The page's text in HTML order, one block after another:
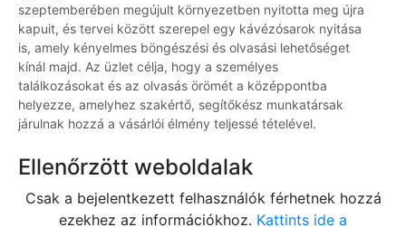
szeptemberében megújult környezetben nyitotta meg újra
kapuit, és tervei között szerepel egy kávézósarok nyitása
is, amely kényelmes böngészési és olvasási lehetőséget
kínál majd. Az üzlet célja, hogy a személyes
találkozásokat és az olvasás örömét a középpontba
helyezze, amelyhez szakértő, segítőkész munkatársak
járulnak hozzá a vásárlói élmény teljessé tételével.
Ellenőrzött weboldalak
Csak a bejelentkezett felhasználók férhetnek hozzá
ezekhez az információkhoz. Kattints ide a